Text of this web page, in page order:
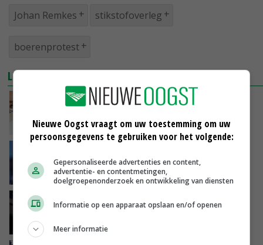
Johan Remkes stikstofoverleg
boerenprotest
LEES OOK
Remkes: constructief gesprek met boeren en
05-08-2022
opmerking over sfeer
05-08-2022
Agractie belt met stikstofbemiddelaar
Remkes
01-08-2022
Nieuwe Oogst vraagt om uw toestemming om uw
persoonsgegevens te gebruiken voor het volgende:
Gepersonaliseerde advertenties en content,
advertentie- en contentmetingen,
doelgroepenonderzoek en ontwikkeling van diensten
Informatie op een apparaat opslaan en/of openen
Meer informatie